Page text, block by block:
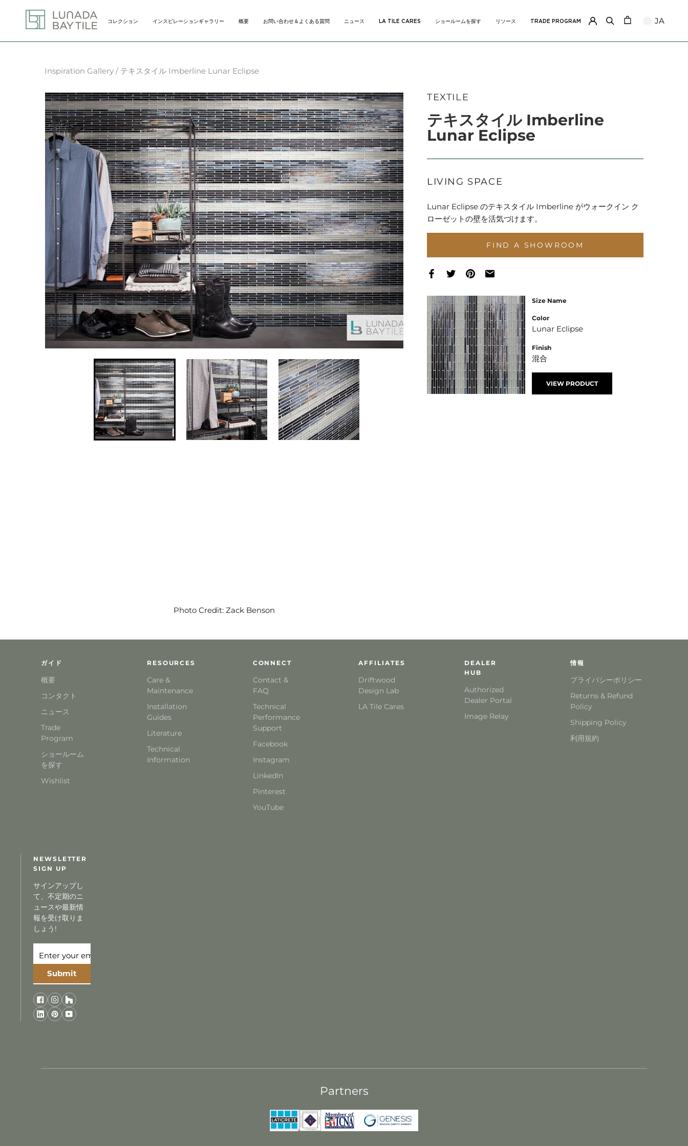
content
ニュースレターを購読する！
コレクション
インスピレーションギャラリー
概要
お問い合わせ＆よくある質問
ニュース
LA TILE CARES
ショールームを探す
リソース
TRADE PROGRAM
JA
Inspiration Gallery / テキスタイル Imberline Lunar Eclipse
Photo Credit: Zack Benson
TEXTILE
テキスタイル Imberline
Lunar Eclipse
LIVING SPACE
Lunar Eclipse のテキスタイル Imberline がウォークイン ク
ローゼットの壁を活気づけます。
FIND A SHOWROOM
Finish
混合
Size Name
Color
Lunar Eclipse
VIEW PRODUCT
ガイド
概要
コンタクト
ニュース
Trade
Program
ショールーム
を探す
Wishlist
RESOURCES
Care &
Maintenance
Installation
Guides
Literature
Technical
Information
CONNECT
Contact &
FAQ
Technical
Performance
Support
Facebook
Instagram
LinkedIn
Pinterest
YouTube
AFFILIATES
Driftwood
Design Lab
LA Tile Cares
DEALER
HUB
Authorized
Dealer Portal
Image Relay
情報
プライバシーポリシー
Returns & Refund
Policy
Shipping Policy
利用規約
NEWSLETTER
SIGN UP
サインアップし
て、不定期のニ
ュースや最新情
報を受け取りま
しょう!
Submit
Partners